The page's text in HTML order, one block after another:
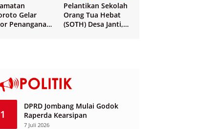
Gelar
Penanganan
Pelantikan Sekolah
Orang Tua Hebat
(SOTH) Desa Janti,
1
DPRD Jombang Mulai Godok
Raperda Kearsipan
7 Juli 2026